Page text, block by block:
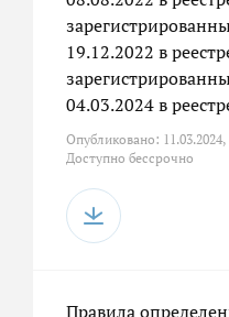
19.12.2022 в
04.03.2024 в
Опубликовано: 11.03.2024,
Доступно бессрочно
Правила